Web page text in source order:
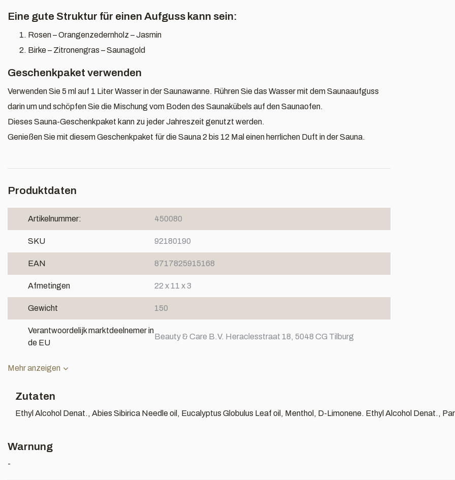
Eine gute Struktur für einen Aufguss kann sein:
Rosen – Orangenzedernholz – Jasmin
Birke – Zitronengras – Saunagold
Geschenkpaket verwenden
Verwenden Sie 5 ml auf 1 Liter Wasser in der Saunawanne. Rühren Sie das Wasser mit dem Saunaaufguss
darin um und schöpfen Sie die Mischung vom Boden des Saunakübels auf den Saunaofen.
Dieses Sauna-Geschenkpaket kann zu jeder Jahreszeit genutzt werden.
Genießen Sie mit diesem Geschenkpaket für die Sauna 2 bis 12 Mal einen herrlichen Duft in der Sauna.
Produktdaten
Artikelnummer: 450080
SKU 92180190
EAN 8717825915168
Afmetingen 22 x 11 x 3
Gewicht 150
Verantwoordelijk marktdeelnemer in
de EU
Beauty & Care B.V. Heraclesstraat 18, 5048 CG Tilburg
Mehr anzeigen
Zutaten
Ethyl Alcohol Denat., Abies Sibirica Needle oil, Eucalyptus Globulus Leaf oil, Menthol, D-Limonene. Ethyl Alcohol Denat.,
Warnung
-